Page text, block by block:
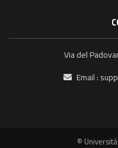
Via del
Email :
©